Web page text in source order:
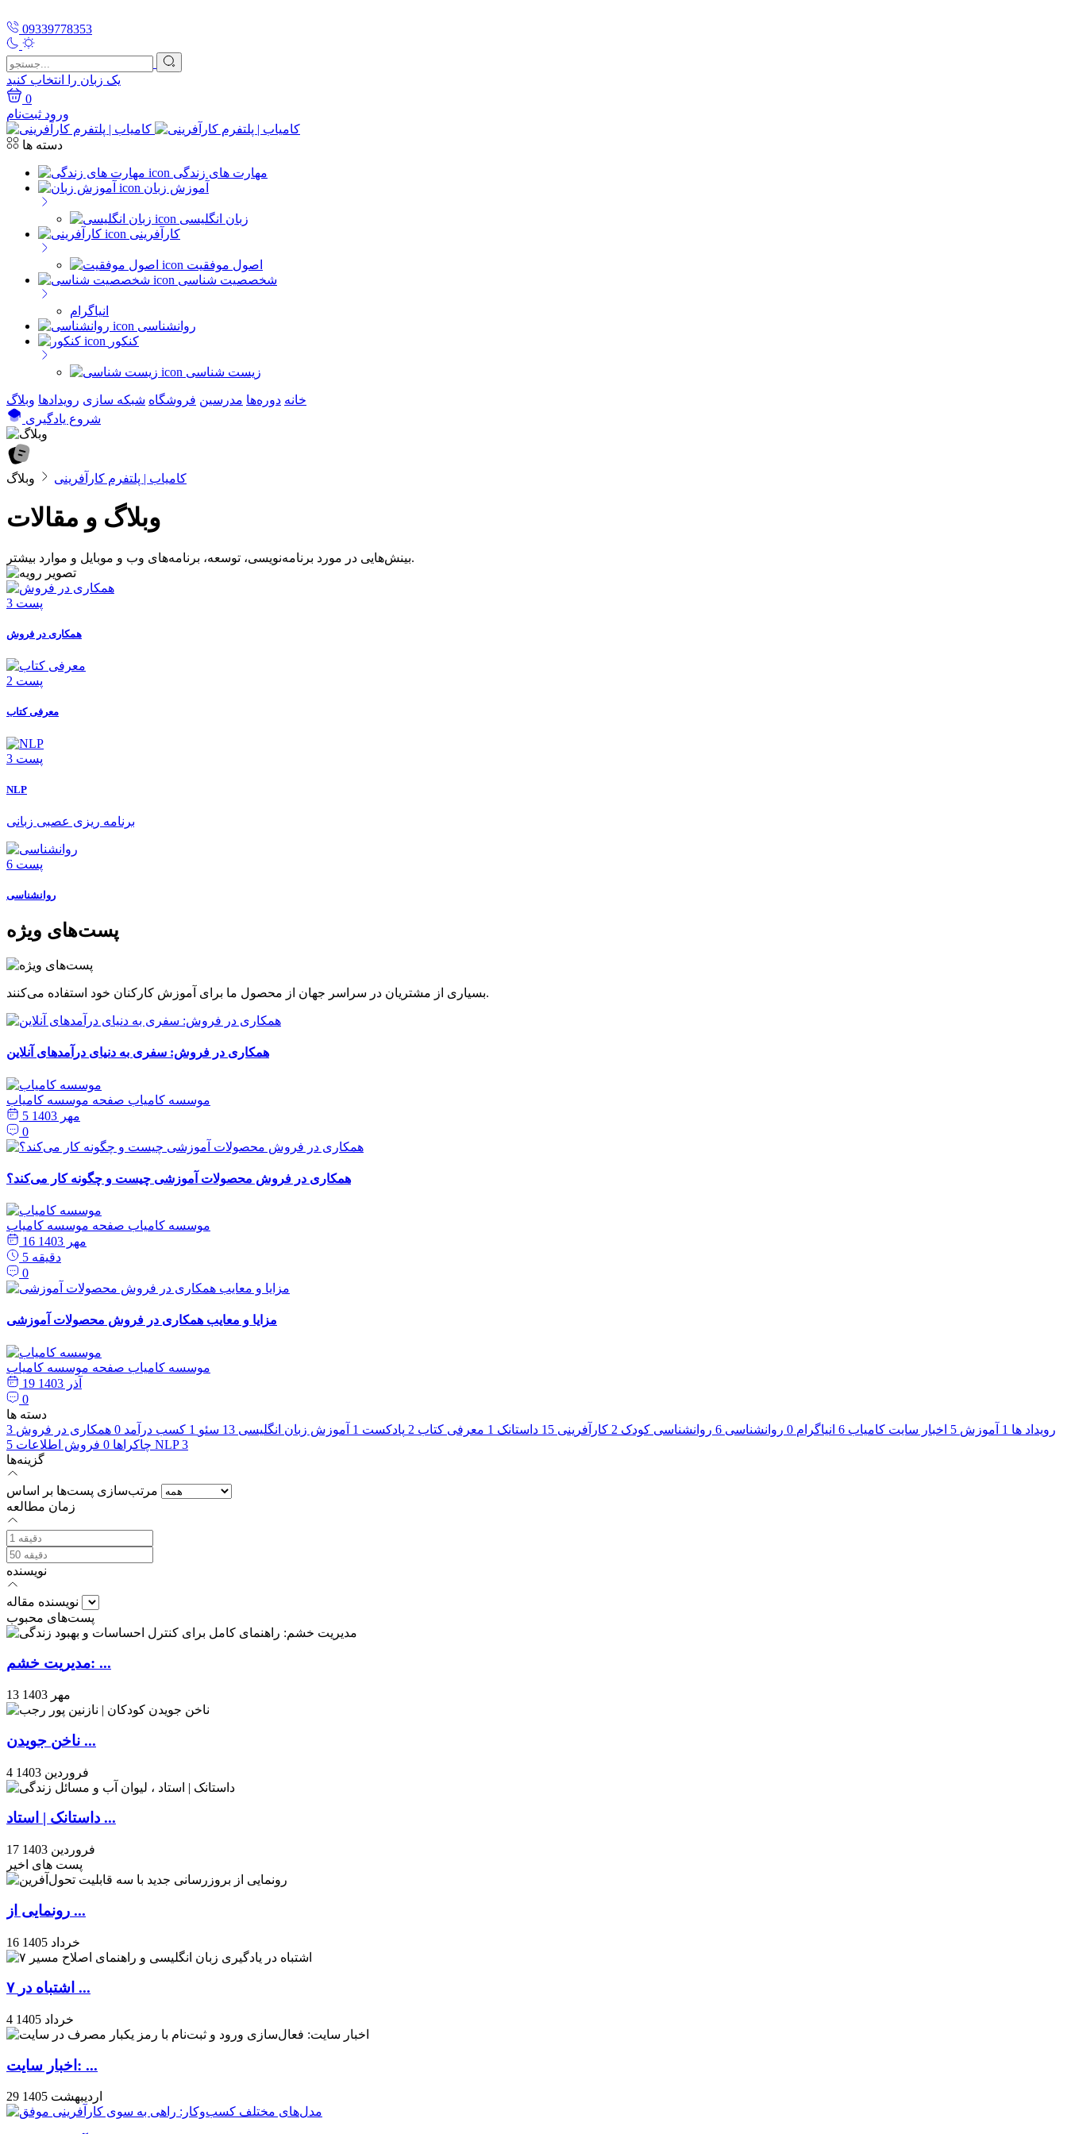
09339778353
یک زبان را انتخاب کنید
0
ورود ثبت‌نام
دسته ها
مهارت های زندگی
آموزش زبان
زبان انگلیسی
کارآفرینی
اصول موفقیت
شخصصیت شناسی
انیاگرام
روانشناسی
کنکور
زیست شناسی
خانه دوره‌ها مدرسین فروشگاه شبکه سازی رویداد‌ها وبلاگ
شروع یادگیری
کامیاب | پلتفرم کارآفرینی وبلاگ
وبلاگ و مقالات
بینش‌هایی در مورد برنامه‌نویسی، توسعه، برنامه‌های وب و موبایل و موارد بیشتر.
3 پست
همکاری در فروش
2 پست
معرفی کتاب
3 پست
NLP
برنامه ریزی عصبی زبانی
6 پست
روانشناسی
پست‌های ویژه
بسیاری از مشتریان در سراسر جهان از محصول ما برای آموزش کارکنان خود استفاده می‌کنند.
همکاری در فروش: سفری به دنیای درآمدهای آنلاین
موسسه کامیاب صفحه موسسه کامیاب
5 مهر 1403
0
همکاری در فروش محصولات آموزشی چیست و چگونه کار می‌کند؟
موسسه کامیاب صفحه موسسه کامیاب
16 مهر 1403
5 دقیقه
0
مزایا و معایب همکاری در فروش محصولات آموزشی
موسسه کامیاب صفحه موسسه کامیاب
19 آذر 1403
0
دسته ها
رویداد ها 1 آموزش 5 اخبار سایت کامیاب 6 انیاگرام 0 روانشناسی 6 روانشناسی کودک 2 کارآفرینی 15 داستانک 1 معرفی کتاب 2 پادکست 1 آموزش زبان انگلیسی 13 سئو 1 کسب درآمد 0 همکاری در فروش 3
چاکراها 0 فروش اطلاعات 5 NLP 3
گزینه‌ها
مرتب‌سازی پست‌ها بر اساس
زمان مطالعه
نویسنده
نویسنده مقاله
پست‌های محبوب
مدیریت خشم: ...
13 مهر 1403
ناخن جویدن ...
4 فروردین 1403
داستانک | استاد ...
17 فروردین 1403
پست های اخیر
رونمایی از ...
16 خرداد 1405
۷ اشتباه در ...
4 خرداد 1405
اخبار سایت: ...
29 اردیبهشت 1405